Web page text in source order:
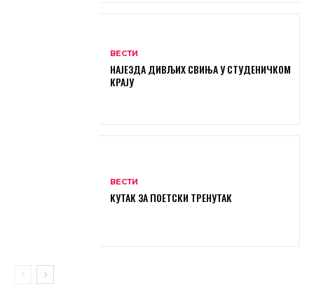
ВЕСТИ
НАЈЕЗДА ДИВЉИХ СВИЊА У СТУДЕНИЧКОМ
КРАЈУ
ВЕСТИ
КУТАК ЗА ПОЕТСКИ ТРЕНУТАК